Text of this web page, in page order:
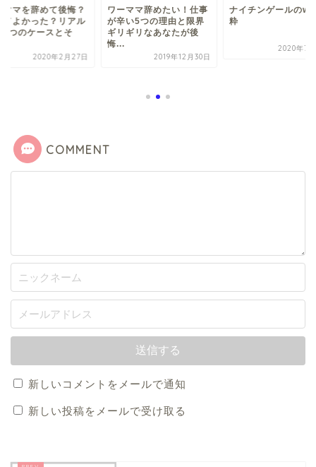
ママを辞めて後悔？
てよかった？リアル
3つのケースとそ
2020年2月27日
ワーママ辞めたい！仕事
が辛い5つの理由と限界
ギリギリなあなたが後
悔...
2019年12月30日
ナイチンゲールの
粋
2020年7
COMMENT
新しいコメントをメールで通知
新しい投稿をメールで受け取る